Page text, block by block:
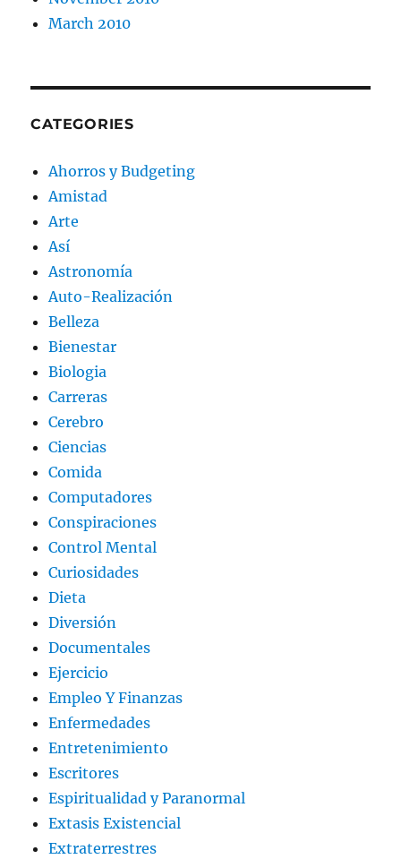
March 2010
CATEGORIES
Ahorros y Budgeting
Amistad
Arte
Así
Astronomía
Auto-Realización
Belleza
Bienestar
Biologia
Carreras
Cerebro
Ciencias
Comida
Computadores
Conspiraciones
Control Mental
Curiosidades
Dieta
Diversión
Documentales
Ejercicio
Empleo Y Finanzas
Enfermedades
Entretenimiento
Escritores
Espiritualidad y Paranormal
Extasis Existencial
Extraterrestres